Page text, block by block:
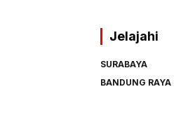
Jelajahi
SURABAYA
BANDUNG RAYA